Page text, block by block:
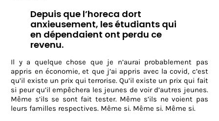
Depuis que l’horeca dort
anxieusement, les étudiants qui
en dépendaient ont perdu ce
revenu.
Il y a quelque chose que je n’aurai probablement pas
appris en économie, et que j’ai appris avec la covid, c’est
qu’il existe un prix qui terrorise. Qu’il existe un prix qui fait
si peur qu’il empêchera les jeunes de voir d’autres jeunes.
Même s’ils se sont fait tester. Même s’ils ne voient pas
leurs familles respectives. Même si. Même si. Même si.